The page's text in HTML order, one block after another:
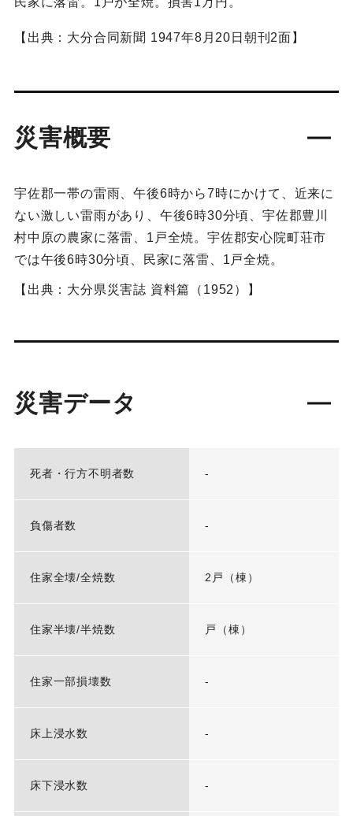
【出典：大分合同新聞 1947年8月20日朝刊2面】
災害概要
宇佐郡一帯の雷雨、午後6時から7時にかけて、近来に
ない激しい雷雨があり、午後6時30分頃、宇佐郡豊川
村中原の農家に落雷、1戸全焼。宇佐郡安心院町荘市
では午後6時30分頃、民家に落雷、1戸全焼。
【出典：大分県災害誌 資料篇（1952）】
災害データ
死者・行方不明者数 -
負傷者数 -
住家全壊/全焼数 2戸（棟）
住家半壊/半焼数 戸（棟）
住家一部損壊数 -
床上浸水数 -
床下浸水数 -